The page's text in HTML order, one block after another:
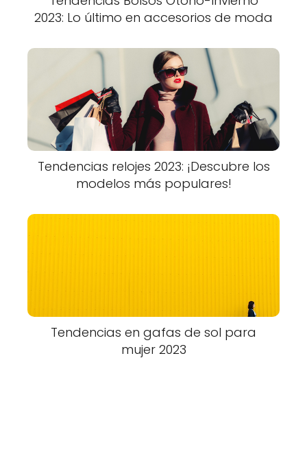
2023: Lo último en accesorios de moda
Tendencias relojes 2023: ¡Descubre los
modelos más populares!
Tendencias en gafas de sol para
mujer 2023